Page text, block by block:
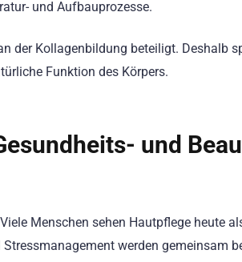
und Aufbauprozesse.
der Kollagenbildung beteiligt. Deshalb
Funktion des Körpers.
und
Menschen sehen Hautpflege heute
werden gemeinsam